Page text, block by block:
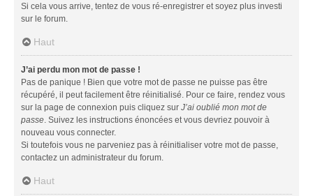
Si cela vous arrive, tentez de vous ré-enregistrer et soyez plus investi
sur le forum.
Haut
J’ai perdu mon mot de passe !
Pas de panique ! Bien que votre mot de passe ne puisse pas être
récupéré, il peut facilement être réinitialisé. Pour ce faire, rendez vous
sur la page de connexion puis cliquez sur J’ai oublié mon mot de
passe. Suivez les instructions énoncées et vous devriez pouvoir à
nouveau vous connecter.
Si toutefois vous ne parveniez pas à réinitialiser votre mot de passe,
contactez un administrateur du forum.
Haut